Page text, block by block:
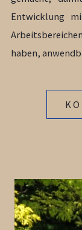
Entwicklung
haben,